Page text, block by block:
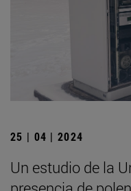
25 | 04 | 2024
Un estudio de la